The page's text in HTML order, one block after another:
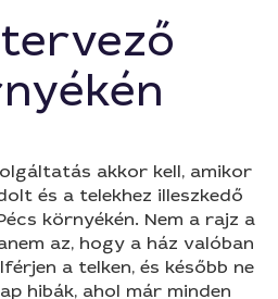
akkor kell, amikor
és a telekhez illeszkedő
környékén. Nem a rajz a
az, hogy a ház valóban
a telken, és később ne
hibák, ahol már minden